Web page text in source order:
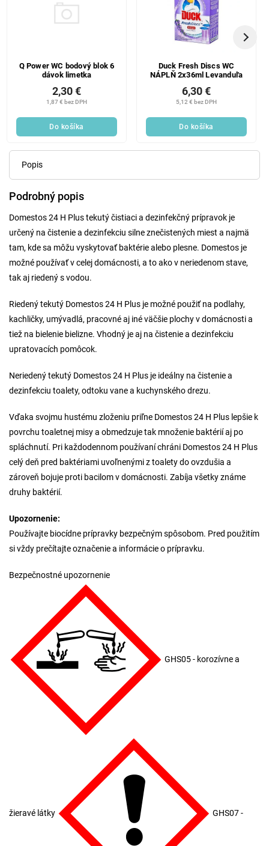
Q Power WC bodový blok 6
dávok limetka
1,87 € bez DPH
2,30 €
Do košíka
Duck Fresh Discs WC
NÁPLŇ 2x36ml Levanduľa
5,12 € bez DPH
6,30 €
Do košíka
Popis
Podrobný popis
Domestos 24 H Plus tekutý čistiaci a dezinfekčný prípravok je
určený na čistenie a dezinfekciu silne znečistených miest a najmä
tam, kde sa môžu vyskytovať baktérie alebo plesne. Domestos je
možné používať v celej domácnosti, a to ako v neriedenom stave,
tak aj riedený s vodou.
Riedený tekutý Domestos 24 H Plus je možné použiť na podlahy,
kachličky, umývadlá, pracovné aj iné väčšie plochy v domácnosti a
tiež na bielenie bielizne. Vhodný je aj na čistenie a dezinfekciu
upratovacích pomôcok.
Neriedený tekutý Domestos 24 H Plus je ideálny na čistenie a
dezinfekciu toalety, odtoku vane a kuchynského drezu.
Vďaka svojmu hustému zloženiu priľne Domestos 24 H Plus lepšie k
povrchu toaletnej misy a obmedzuje tak množenie baktérií aj po
spláchnutí. Pri každodennom používaní chráni Domestos 24 H Plus
celý deň pred baktériami uvoľnenými z toalety do ovzdušia a
zároveň bojuje proti bacilom v domácnosti. Zabíja všetky známe
druhy baktérií.
Upozornenie:
Používajte biocídne prípravky bezpečným spôsobom. Pred použitím
si vždy prečítajte označenie a informácie o prípravku.
Bezpečnostné upozornenie
GHS05 - korozívne a
žieravé látky GHS07 -